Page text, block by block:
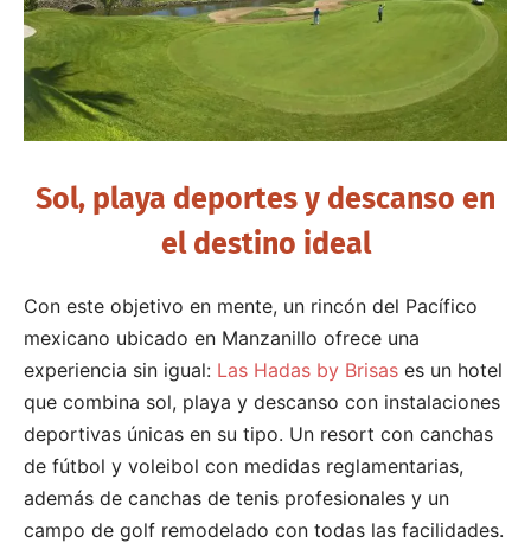
Sol, playa deportes y descanso en
el destino ideal
Con este objetivo en mente, un rincón del Pacífico
mexicano ubicado en Manzanillo ofrece una
experiencia sin igual: Las Hadas by Brisas es un hotel
que combina sol, playa y descanso con instalaciones
deportivas únicas en su tipo. Un resort con canchas
de fútbol y voleibol con medidas reglamentarias,
además de canchas de tenis profesionales y un
campo de golf remodelado con todas las facilidades.